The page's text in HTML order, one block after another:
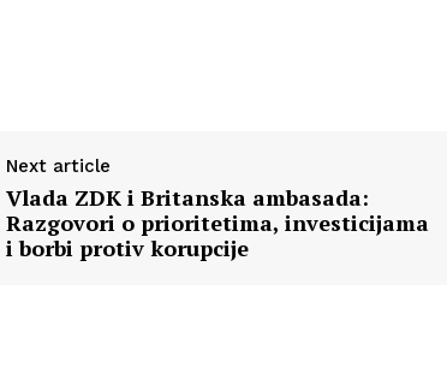
Next article
Vlada ZDK i Britanska ambasada:
Razgovori o prioritetima, investicijama
i borbi protiv korupcije